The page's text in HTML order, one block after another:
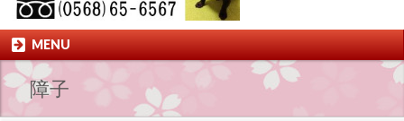
MENU
障子